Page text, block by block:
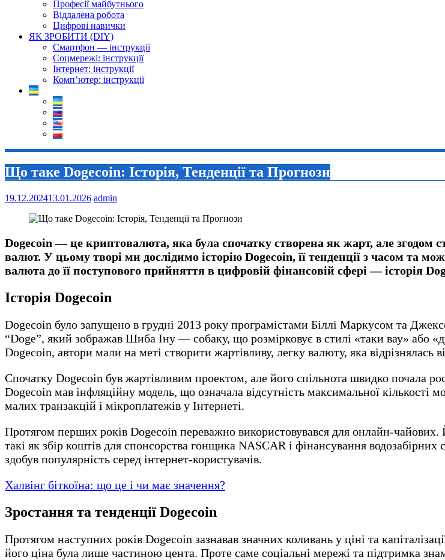
Професії майбутнього
Віддалена робота
Цифрові навички
ЯК ЗРОБИТИ (DIY)
Смартфон — інструкції
Соцмережі: інструкції
Інтернет: інструкції
Комп’ютер: інструкції
Що таке Dogecoin: Історія, Тенденції та Прогнози
19.12.202413.01.2026 admin
Dogecoin — це криптовалюта, яка була спочатку створена як жарт, але згодом
валют. У цьому творі ми дослідимо історію Dogecoin, її тенденції з часом та
валюта до її поступового прийняття в цифровій фінансовій сфері — історія
Історія Dogecoin
Dogecoin було запущено в грудні 2013 року програмістами Біллі Маркусом та
“Doge”, який зображав Шиба Іну — собаку, що розмірковує в стилі «таки вау»
Dogecoin, автори мали на меті створити жартівливу, легку валюту, яка
Спочатку Dogecoin був жартівливим проектом, але його спільнота швидко почала
Dogecoin мав інфляційну модель, що означала відсутність максимальної
малих транзакцій і мікроплатежів у Інтернеті.
Протягом перших років Dogecoin переважно використовувався для онлайн-чайових.
такі як збір коштів для спонсорства гонщика NASCAR і фінансування
здобув популярність серед інтернет-користувачів.
Халвінг біткоїна: що це і чи має значення?
Зростання та тенденції Dogecoin
Протягом наступних років Dogecoin зазнавав значних коливань у ціні та
його ціна була лише частиною цента. Проте саме соціальні мережі та підтримка